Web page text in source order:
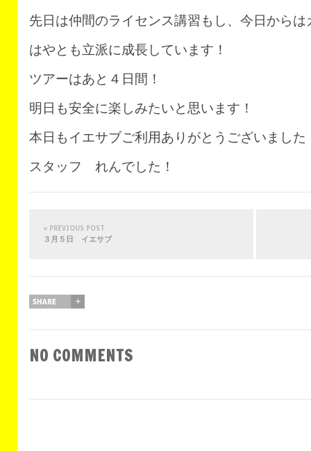
先日は仲間のライセンス講習もし、今日から
はやとも立派に成長しています！
ツアーはあと４日間！
明日も安全に楽しみたいと思います！
本日もイエサブご利用ありがとうございました
スタッフ れんでした！
« PREVIOUS POST
３月５日 イエサブ
NO COMMENTS